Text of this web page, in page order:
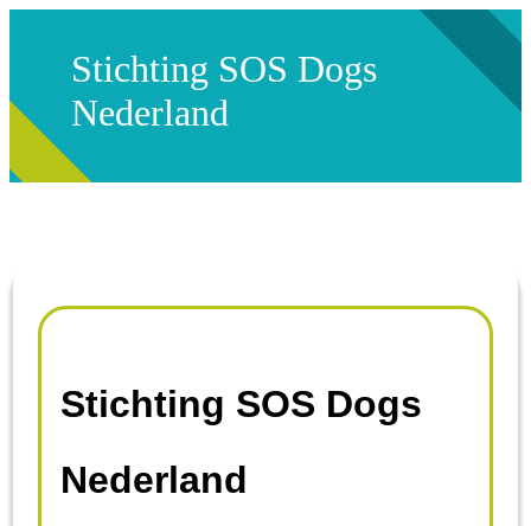
Stichting SOS Dogs
Nederland
Stichting SOS Dogs
Nederland